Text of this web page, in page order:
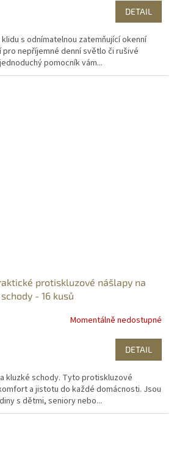
DETAIL
s odnímatelnou zatemňující okenní
nepříjemné denní světlo či rušivé
pomocník vám...
protiskluzové nášlapy na
schody - 16 kusů
Momentálně nedostupné
DETAIL
kluzké schody. Tyto protiskluzové
a jistotu do každé domácnosti. Jsou
s dětmi, seniory nebo...